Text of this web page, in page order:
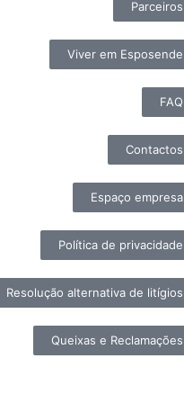
Parceiros
Viver em Esposende
FAQ
Contactos
Espaço empresa
Política de privacidade
Resolução alternativa de litígios
Queixas e Reclamações